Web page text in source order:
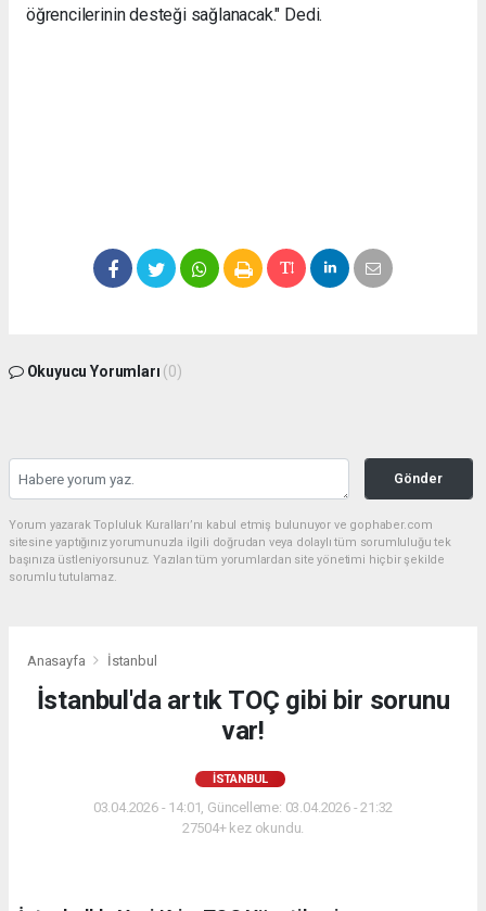
öğrencilerinin desteği sağlanacak." Dedi.
Okuyucu Yorumları (0)
Gönder
Yorum yazarak Topluluk Kuralları’nı kabul etmiş bulunuyor ve gophaber.com
sitesine yaptığınız yorumunuzla ilgili doğrudan veya dolaylı tüm sorumluluğu tek
başınıza üstleniyorsunuz. Yazılan tüm yorumlardan site yönetimi hiçbir şekilde
sorumlu tutulamaz.
Anasayfa İstanbul
İstanbul'da artık TOÇ gibi bir sorunu
var!
İSTANBUL
03.04.2026 - 14:01, Güncelleme: 03.04.2026 - 21:32
27504+ kez okundu.